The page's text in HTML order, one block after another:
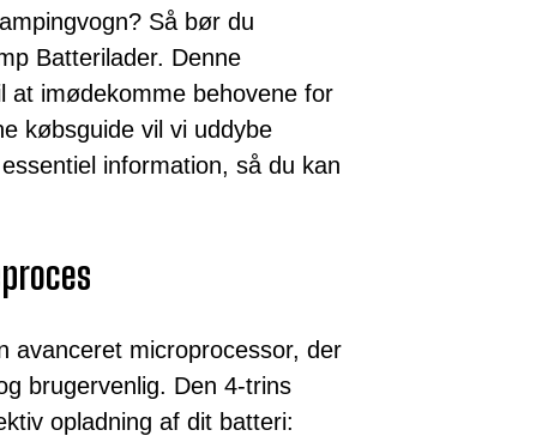
Så bør du
Batterilader. Denne
at imødekomme behovene for
købsguide vil vi uddybe
information, så du kan
avanceret microprocessor, der
brugervenlig. Den 4-trins
opladning af dit batteri: